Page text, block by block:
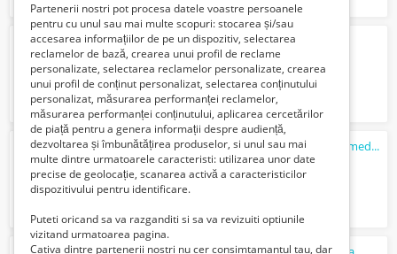
Carja din aluminiu cu 4 picioare Rebotec
128 Lei
Aparat de recuperare antispasmic MOTOmed Viva 1
4800 Lei
Partenerii nostri pot procesa datele voastre persoanele
pentru cu unul sau mai multe scopuri: stocarea și/sau
accesarea informațiilor de pe un dispozitiv, selectarea
reclamelor de bază, crearea unui profil de reclame
personalizate, selectarea reclamelor personalizate, crearea
unui profil de conținut personalizat, selectarea conținutului
personalizat, măsurarea performanței reclamelor,
măsurarea performanței conținutului, aplicarea cercetărilor
de piață pentru a genera informații despre audiență,
dezvoltarea și îmbunătățirea produselor, si unul sau mai
multe dintre urmatoarele caracteristi: utilizarea unor date
precise de geolocație, scanarea activă a caracteristicilor
dispozitivului pentru identificare.
Puteti oricand sa va razganditi si sa va revizuiti optiunile
vizitand urmatoarea pagina.
Cativa dintre partenerii nostri nu cer consimtamantul tau, dar